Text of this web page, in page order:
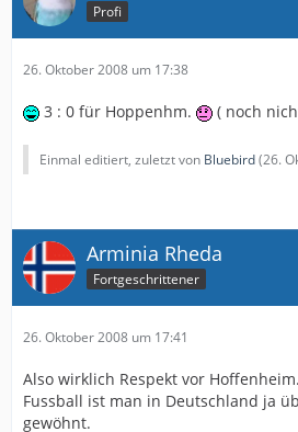
Profi
26. Oktober 2008 um 17:38
3 : 0 für Hoppenhm. ( noch
Einmal editiert, zuletzt von Bluebird(26.
Arminia Rheda
Fortgeschrittener
26. Oktober 2008 um 17:41
Also wirklich Respekt vor
Fussball ist man in Deutschland ja
gewöhnt.